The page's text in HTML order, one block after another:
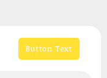
Button Text